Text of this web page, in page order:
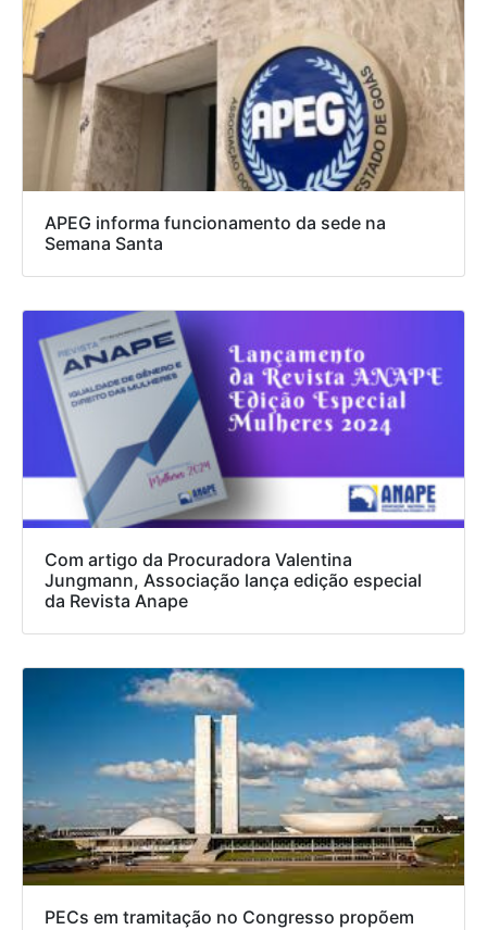
APEG informa funcionamento da sede na
Semana Santa
Com artigo da Procuradora Valentina
Jungmann, Associação lança edição especial
da Revista Anape
PECs em tramitação no Congresso propõem